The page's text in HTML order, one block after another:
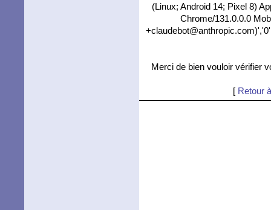
(Linux; Android 14; Pixel 8)
Chrome/131.0.0.0
Merci de bien vouloir vérifier
[ Retour